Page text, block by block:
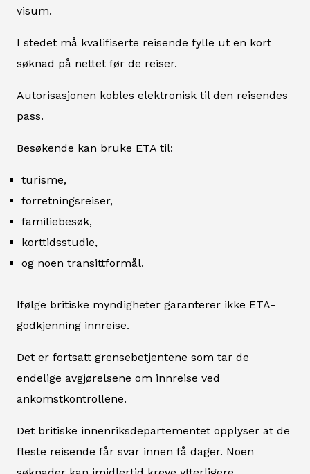
visum.
I stedet må kvalifiserte reisende fylle ut en kort
søknad på nettet før de reiser.
Autorisasjonen kobles elektronisk til den reisendes
pass.
Besøkende kan bruke ETA til:
turisme,
forretningsreiser,
familiebesøk,
korttidsstudie,
og noen transittformål.
Ifølge britiske myndigheter garanterer ikke ETA-
godkjenning innreise.
Det er fortsatt grensebetjentene som tar de
endelige avgjørelsene om innreise ved
ankomstkontrollene.
Det britiske innenriksdepartementet opplyser at de
fleste reisende får svar innen få dager. Noen